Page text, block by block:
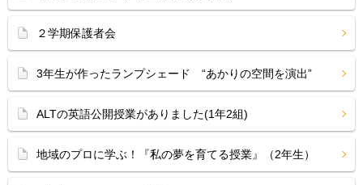
２学期保護者会
3年生が作ったランプシェード “あかりの空間を演出”
ALTの英語公開授業がありました(1年2組)
地域のプロに学ぶ！『私の夢を育てる授業』（2年生）